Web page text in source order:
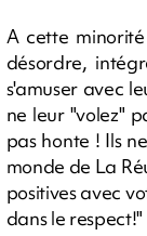
A cette
désordre,
s'amuser avec
ne leur "volez"
pas honte ! Ils
monde de La
positives avec
dans le respect!"